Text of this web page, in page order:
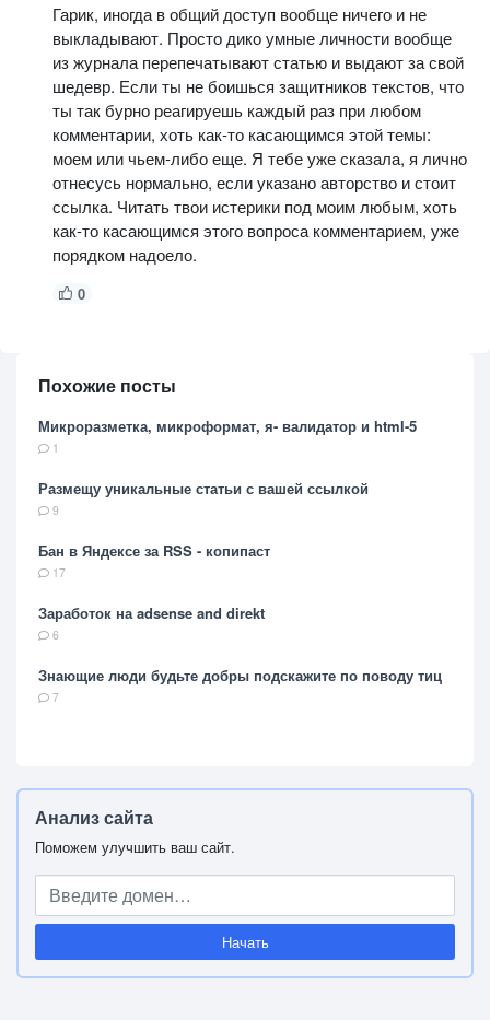
Гарик, иногда в общий доступ вообще ничего и не
выкладывают. Просто дико умные личности вообще
из журнала перепечатывают статью и выдают за свой
шедевр. Если ты не боишься защитников текстов, что
ты так бурно реагируешь каждый раз при любом
комментарии, хоть как-то касающимся этой темы:
моем или чьем-либо еще. Я тебе уже сказала, я лично
отнесусь нормально, если указано авторство и стоит
ссылка. Читать твои истерики под моим любым, хоть
как-то касающимся этого вопроса комментарием, уже
порядком надоело.
0
Похожие посты
Микроразметка, микроформат, я- валидатор и html-5
1
Размещу уникальные статьи с вашей ссылкой
9
Бан в Яндексе за RSS - копипаст
17
Заработок на adsense and direkt
6
Знающие люди будьте добры подскажите по поводу тиц
7
Анализ сайта
Поможем улучшить ваш сайт.
Начать